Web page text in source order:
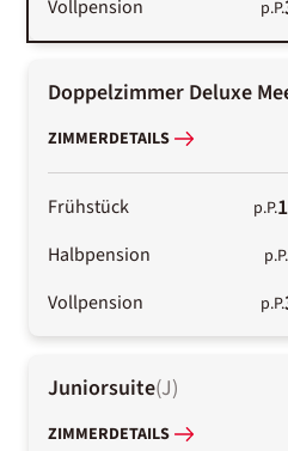
Vollpension p.P.
Doppelzimmer Deluxe
ZIMMERDETAILS
Frühstück p.P.
Halbpension p.P.
Vollpension p.P.
Juniorsuite(J)
ZIMMERDETAILS